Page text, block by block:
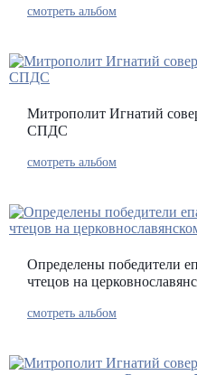
смотреть альбом
Митрополит Игнатий
СПДС
смотреть альбом
Определены победители
чтецов на
смотреть альбом